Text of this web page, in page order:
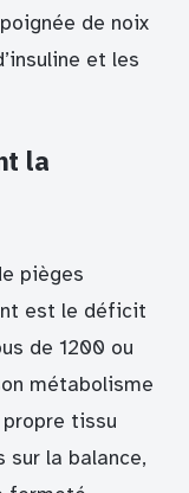
de noix
et les
la
pièges
est le déficit
de 1200 ou
métabolisme
tissu
sur la balance,